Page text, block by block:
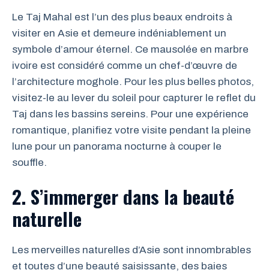
Le Taj Mahal est l’un des plus beaux endroits à
visiter en Asie et demeure indéniablement un
symbole d’amour éternel. Ce mausolée en marbre
ivoire est considéré comme un chef-d’œuvre de
l’architecture moghole. Pour les plus belles photos,
visitez-le au lever du soleil pour capturer le reflet du
Taj dans les bassins sereins. Pour une expérience
romantique, planifiez votre visite pendant la pleine
lune pour un panorama nocturne à couper le
souffle.
2. S’immerger dans la beauté
naturelle
Les merveilles naturelles d’Asie sont innombrables
et toutes d’une beauté saisissante, des baies